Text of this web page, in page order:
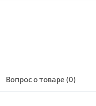
Вопрос о товаре (0)